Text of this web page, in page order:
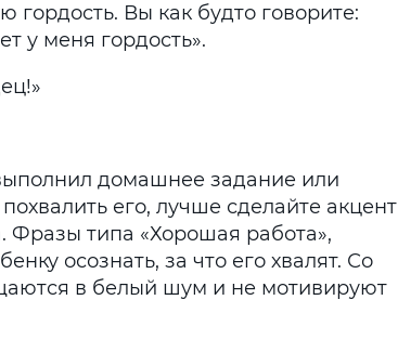
гордость. Вы как будто говорите:
у меня гордость».
домашнее задание или
его, лучше сделайте акцент
Фразы типа «Хорошая работа»,
осознать, за что его хвалят. Со
в белый шум и не мотивируют